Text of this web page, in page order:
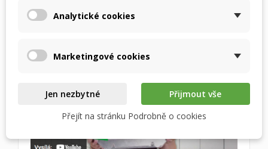
trhu. Analytické cookies
Marketingové cookies
Jen nezbytné
Přijmout vše
Přejít na stránku Podrobně o cookies